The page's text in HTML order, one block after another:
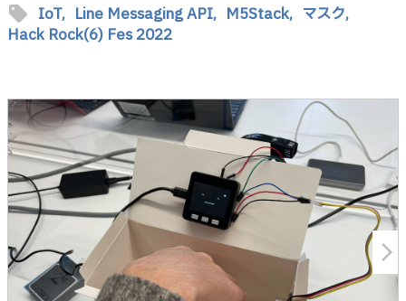
sell IoT, Line Messaging API, M5Stack, マスク,
Hack Rock(6) Fes 2022
arrow_forward_ios